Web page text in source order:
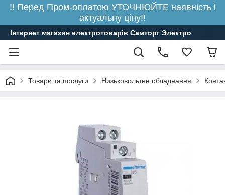
!! Перед Пром-оплатою УТОЧНЮЙТЕ наявність і
актуальну ціну!!
Інтернет магазин електротоварів Самторг Электро
Товари та послуги Низьковольтне обладнання